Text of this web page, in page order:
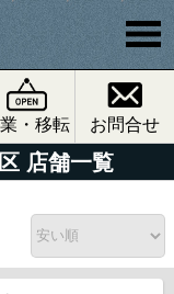
・移転 お問合せ
店舗一覧